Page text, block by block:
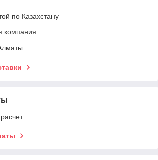
по Казахстану
компания